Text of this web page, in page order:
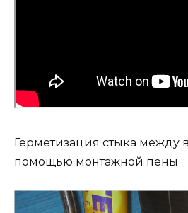
Герметизация стыка между
помощью монтажной пены